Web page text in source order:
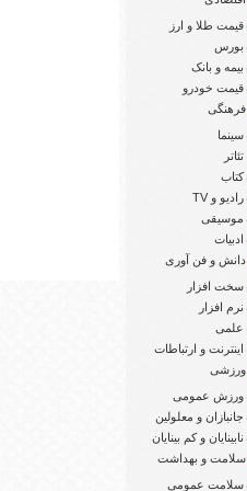
قیمت طلا و ارز
بورس
بیمه و بانک
قیمت خودرو
فرهنگی
سینما
تئاتر
کتاب
رادیو و TV
موسیقی
ادبیات
دانش و فن آوری
سخت افزار
نرم افزار
علمی
اینترنت و ارتباطات
ورزشی
ورزش عمومی
جانبازان و معلولین
نابینایان و کم بینایان
سلامت و بهداشت
سلامت عمومی